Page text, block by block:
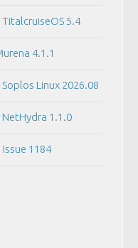
5.4
4.1.1
Linux 2026.08
1.1.0
1184